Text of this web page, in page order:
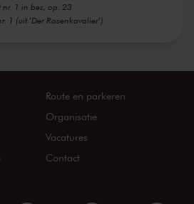
1 in bes, op. 23
1 (uit 'Der Rosenkavalier')
Route en parkeren
Organisatie
Vacatures
Contact